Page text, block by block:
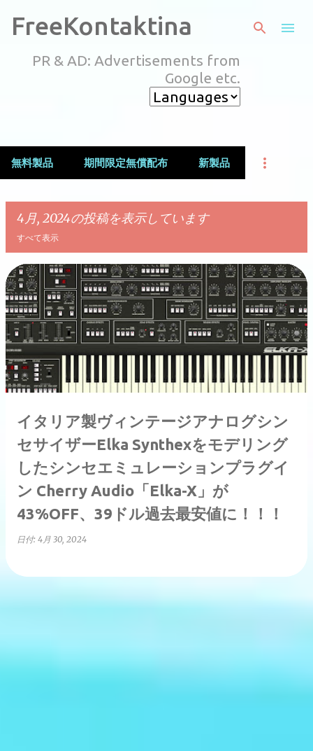
スキップしてメイン コンテンツに移動
FreeKontaktina
PR & AD: Advertisements from
Google etc.
無料製品 期間限定無償配布 新製品
4月, 2024の投稿を表示しています
すべて表示
投
稿
イタリア製ヴィンテージアナログシン
セサイザーElka Synthexをモデリング
したシンセエミュレーションプラグイ
ン Cherry Audio「Elka-X」が
43%OFF、39ドル過去最安値に！！！
日付: 4月 30, 2024